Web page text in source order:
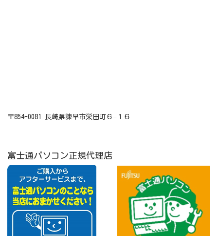
〒854-0081 長崎県諫早市栄田町６−１６
富士通パソコン正規代理店